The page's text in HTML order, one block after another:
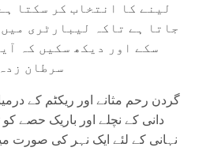
لینے کا انتخاب کر سکتا
جاتا ہے تاکہ لیبارٹری
سکے اور دیکھ سکیں کہ
سرطان
گردن رحم مثانے اور ریکٹم کے
دانی کے نچلے اور باریک حصے کو
نہانی کے لئے ایک نہر کی صورت